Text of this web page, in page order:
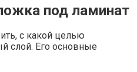
под ламинат
с какой целью
слой. Его основные